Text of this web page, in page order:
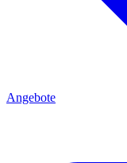
Angebote